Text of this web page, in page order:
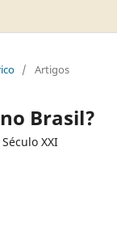
/ Artigos
Brasil?
XXI